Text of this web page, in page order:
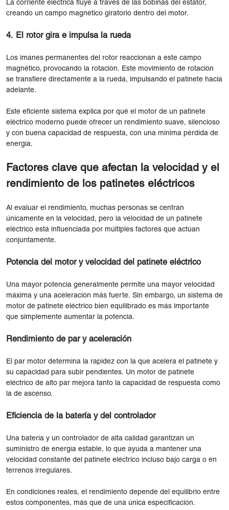
La corriente eléctrica fluye a través de las bobinas del estator,
creando un campo magnético giratorio dentro del motor.
4. El rotor gira e impulsa la rueda
Los imanes permanentes del rotor reaccionan a este campo
magnético, provocando la rotación. Este movimiento de rotación
se transfiere directamente a la rueda, impulsando el patinete hacia
adelante.
Este eficiente sistema explica por qué el motor de un patinete
eléctrico moderno puede ofrecer un rendimiento suave, silencioso
y con buena capacidad de respuesta, con una mínima pérdida de
energía.
Factores clave que afectan la velocidad y el
rendimiento de los patinetes eléctricos
Al evaluar el rendimiento, muchas personas se centran
únicamente en la velocidad, pero la velocidad de un patinete
eléctrico está influenciada por múltiples factores que actúan
conjuntamente.
Potencia del motor y velocidad del patinete eléctrico
Una mayor potencia generalmente permite una mayor velocidad
máxima y una aceleración más fuerte. Sin embargo, un sistema de
motor de patinete eléctrico bien equilibrado es más importante
que simplemente aumentar la potencia.
Rendimiento de par y aceleración
El par motor determina la rapidez con la que acelera el patinete y
su capacidad para subir pendientes. Un motor de patinete
eléctrico de alto par mejora tanto la capacidad de respuesta como
la de ascenso.
Eficiencia de la batería y del controlador
Una batería y un controlador de alta calidad garantizan un
suministro de energía estable, lo que ayuda a mantener una
velocidad constante del patinete eléctrico incluso bajo carga o en
terrenos irregulares.
En condiciones reales, el rendimiento depende del equilibrio entre
estos componentes, más que de una única especificación.